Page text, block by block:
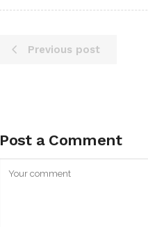
Previous post
Post a Comment